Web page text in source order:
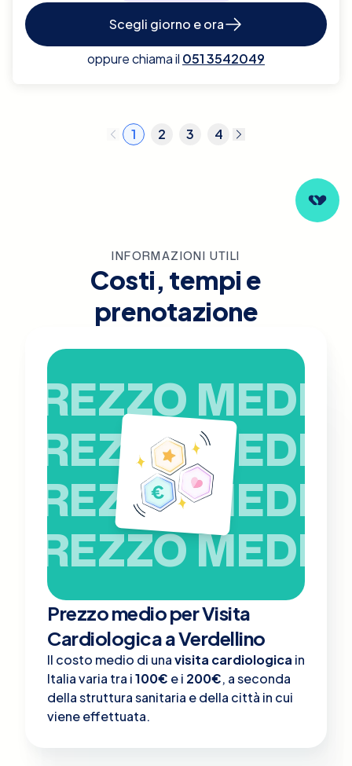
Scegli giorno e ora
oppure chiama il 051 3542049
1 2 3 4
INFORMAZIONI UTILI
Costi, tempi e
prenotazione
PREZZO MEDIO
PREZZO MEDIO
PREZZO MEDIO
PREZZO MEDIO
Prezzo medio per Visita
Cardiologica a Verdellino
Il costo medio di unavisita cardiologica in
Italia varia tra i100€ e i 200€, a seconda
della struttura sanitaria e della città in cui
viene effettuata.